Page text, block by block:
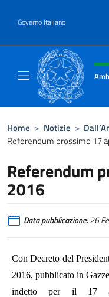
Governo Italiano
Intestazione
Home > Notizie >
Referendum prossimo 17
Referendum
2016
Data pubblicazione:26
Con Decreto del
2016, pubblicato in
indetto per il 17